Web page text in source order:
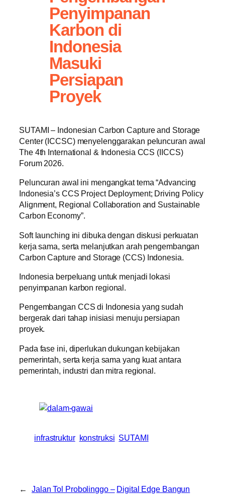
Penyimpanan
Karbon di
Indonesia
Masuki
Persiapan
Proyek
SUTAMI – Indonesian Carbon Capture and Storage
Center (ICCSC) menyelenggarakan peluncuran awal
The 4th International & Indonesia CCS (IICCS)
Forum 2026.
Peluncuran awal ini mengangkat tema “Advancing
Indonesia’s CCS Project Deployment; Driving Policy
Alignment, Regional Collaboration and Sustainable
Carbon Economy”.
Soft launching ini dibuka dengan diskusi perkuatan
kerja sama, serta melanjutkan arah pengembangan
Carbon Capture and Storage (CCS) Indonesia.
Indonesia berpeluang untuk menjadi lokasi
penyimpanan karbon regional.
Pengembangan CCS di Indonesia yang sudah
bergerak dari tahap inisiasi menuju persiapan
proyek.
Pada fase ini, diperlukan dukungan kebijakan
pemerintah, serta kerja sama yang kuat antara
pemerintah, industri dan mitra regional.
infrastruktur konstruksi SUTAMI
←
Jalan Tol Probolinggo – Digital Edge Bangun